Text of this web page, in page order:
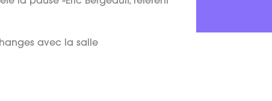
avec la salle